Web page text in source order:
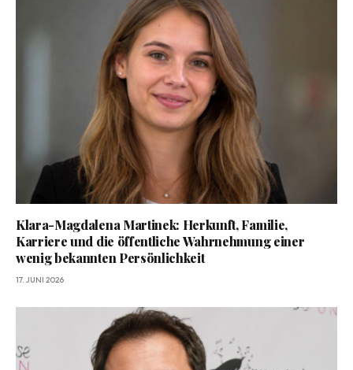
Klara-Magdalena Martinek: Herkunft, Familie,
Karriere und die öffentliche Wahrnehmung einer
wenig bekannten Persönlichkeit
17. JUNI 2026